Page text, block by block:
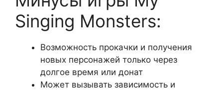
Singing Monsters:
Возможность прокачки и получения
новых персонажей только через
долгое время или донат
Может вызывать зависимость и